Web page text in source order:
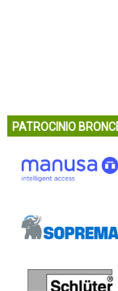
PATROCINIO